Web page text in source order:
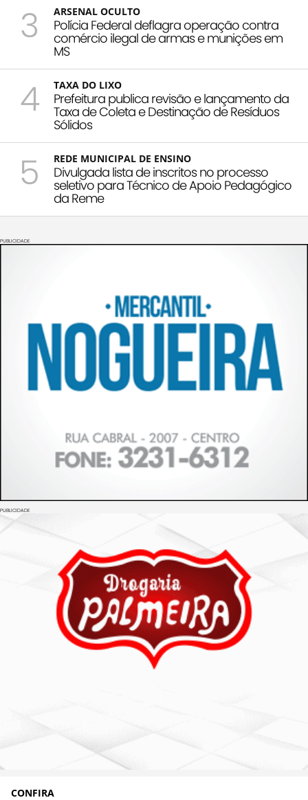
3 ARSENAL OCULTO
Polícia Federal deflagra operação contra
comércio ilegal de armas e munições em
MS
4 TAXA DO LIXO
Prefeitura publica revisão e lançamento da
Taxa de Coleta e Destinação de Resíduos
Sólidos
5 REDE MUNICIPAL DE ENSINO
Divulgada lista de inscritos no processo
seletivo para Técnico de Apoio Pedagógico
da Reme
PUBLICIDADE
PUBLICIDADE
CONFIRA